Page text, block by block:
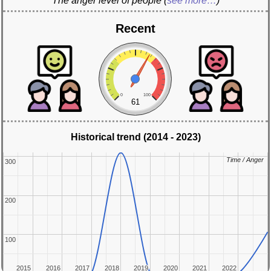
Recent
0 100
61
Historical trend (2014 - 2023)
2015
2015 2016
2016 2017
2017 2018
2018 2019
2019 2020
2020 2021
2021 2022
2022
100
100
200
200
300
300 Time / Anger
Time / Anger